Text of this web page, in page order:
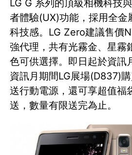
LG G 系列的頂級相機科技
者體驗(UX)功能，採用全金
科技感。LG Zero建議售價
強代理，共有光霧金、星霧
色可供選擇。即日起於資訊
資訊月期間LG展場(D837)
送行動電源，還可享超值福
送，數量有限送完為止。